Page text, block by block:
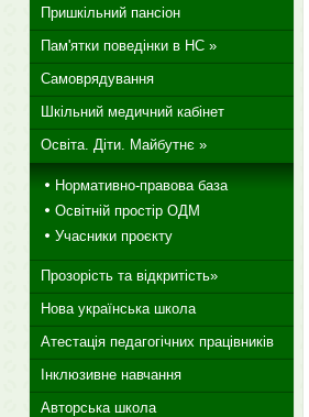
Пришкільний пансіон
Пам'ятки поведінки в НС »
Самоврядування
Шкільний медичний кабінет
Освіта. Діти. Майбутнє »
Нормативно-правова база
Освітній простір ОДМ
Учасники проєкту
Прозорість та відкритість»
Нова українська школа
Атестація педагогічних працівників
Інклюзивне навчання
Авторська школа